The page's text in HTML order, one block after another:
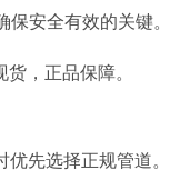
安全有效的关键。
，正品保障。
先选择正规管道。